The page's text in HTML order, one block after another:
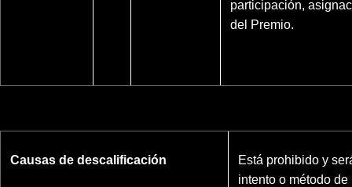
participación,
del Premio.
Causas de descalificación
Está prohibido y
intento o método